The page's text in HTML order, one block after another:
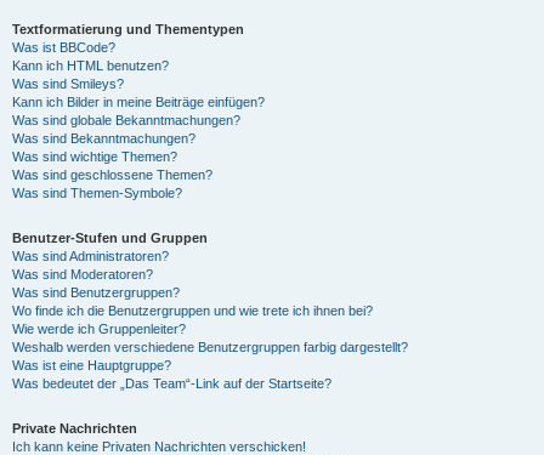
Textformatierung und Thementypen
Was ist BBCode?
Kann ich HTML benutzen?
Was sind Smileys?
Kann ich Bilder in meine Beiträge einfügen?
Was sind globale Bekanntmachungen?
Was sind Bekanntmachungen?
Was sind wichtige Themen?
Was sind geschlossene Themen?
Was sind Themen-Symbole?
Benutzer-Stufen und Gruppen
Was sind Administratoren?
Was sind Moderatoren?
Was sind Benutzergruppen?
Wo finde ich die Benutzergruppen und wie trete ich ihnen bei?
Wie werde ich Gruppenleiter?
Weshalb werden verschiedene Benutzergruppen farbig dargestellt?
Was ist eine Hauptgruppe?
Was bedeutet der „Das Team“-Link auf der Startseite?
Private Nachrichten
Ich kann keine Privaten Nachrichten verschicken!